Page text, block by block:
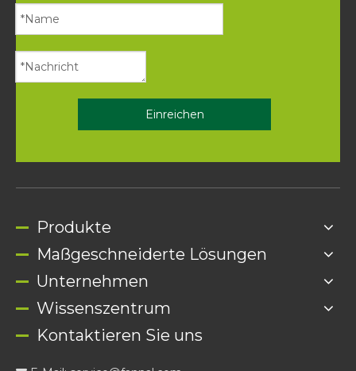
Einreichen
Produkte
Maßgeschneiderte Lösungen
Unternehmen
Wissenszentrum
Kontaktieren Sie uns